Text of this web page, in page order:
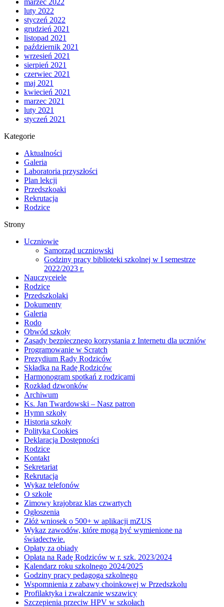
marzec 2022
luty 2022
styczeń 2022
grudzień 2021
listopad 2021
październik 2021
wrzesień 2021
sierpień 2021
czerwiec 2021
maj 2021
kwiecień 2021
marzec 2021
luty 2021
styczeń 2021
Kategorie
Aktualności
Galeria
Laboratoria przyszłości
Plan lekcji
Przedszkoaki
Rekrutacja
Rodzice
Strony
Uczniowie
Samorząd uczniowski
Godziny pracy biblioteki szkolnej w I semestrze
2022/2023 r.
Nauczyceiele
Rodzice
Przedszkolaki
Dokumenty
Galeria
Rodo
Obwód szkoły
Zasady bezpiecznego korzystania z Internetu dla uczniów
Programowanie w Scratch
Prezydium Rady Rodziców
Składka na Radę Rodziców
Harmonogram spotkań z rodzicami
Rozkład dzwonków
Archiwum
Ks. Jan Twardowski – Nasz patron
Hymn szkoły
Historia szkoły
Polityka Cookies
Deklaracja Dostępności
Rodzice
Kontakt
Sekretariat
Rekrutacja
Wykaz telefonów
O szkole
Zimowy krajobraz klas czwartych
Ogłoszenia
Złóż wniosek o 500+ w aplikacji mZUS
Wykaz zawodów, które mogą być wymienione na
świadectwie.
Opłaty za obiady
Opłata na Radę Rodziców w r. szk. 2023/2024
Kalendarz roku szkolnego 2024/2025
Godziny pracy pedagoga szkolnego
Wspomnienia z zabawy choinkowej w Przedszkolu
Profilaktyka i zwalczanie wszawicy
Szczepienia przeciw HPV w szkołach